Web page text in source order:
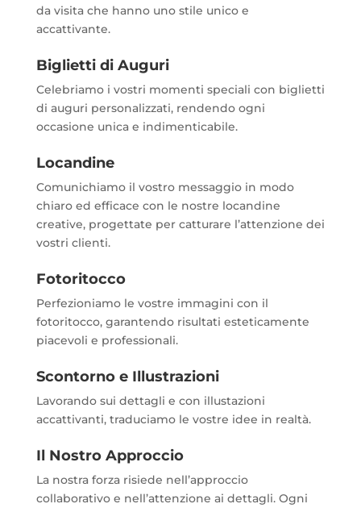
da visita che hanno uno stile unico e
accattivante.
Biglietti di Auguri
Celebriamo i vostri momenti speciali con biglietti
di auguri personalizzati, rendendo ogni
occasione unica e indimenticabile.
Locandine
Comunichiamo il vostro messaggio in modo
chiaro ed efficace con le nostre locandine
creative, progettate per catturare l’attenzione dei
vostri clienti.
Fotoritocco
Perfezioniamo le vostre immagini con il
fotoritocco, garantendo risultati esteticamente
piacevoli e professionali.
Scontorno e Illustrazioni
Lavorando sui dettagli e con illustazioni
accattivanti, traduciamo le vostre idee in realtà.
Il Nostro Approccio
La nostra forza risiede nell’approccio
collaborativo e nell’attenzione ai dettagli. Ogni